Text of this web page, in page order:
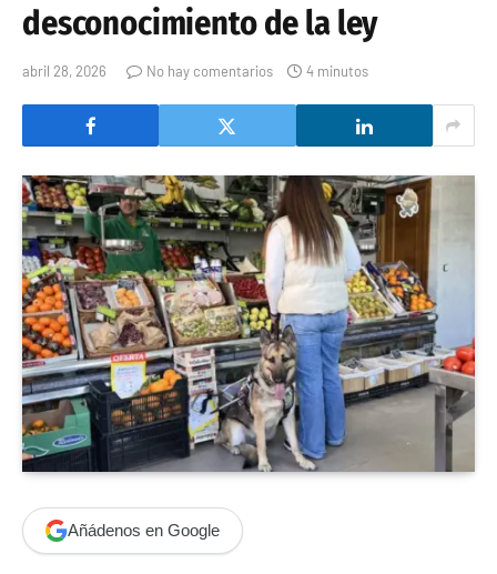
desconocimiento de la ley
abril 28, 2026 No hay comentarios 4 minutos
Añádenos en Google